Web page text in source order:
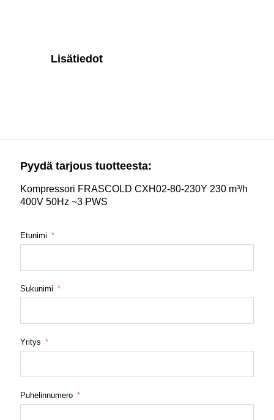
Lisätiedot
Pyydä tarjous tuotteesta:
Kompressori FRASCOLD CXH02-80-230Y 230 m³/h
400V 50Hz ~3 PWS
Etunimi
Sukunimi
Yritys
Puhelinnumero